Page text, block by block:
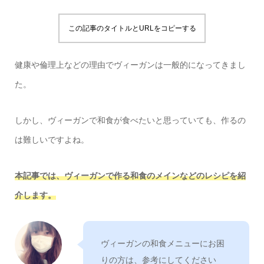
この記事のタイトルとURLをコピーする
健康や倫理上などの理由でヴィーガンは一般的になってきまし
た。
しかし、ヴィーガンで和食が食べたいと思っていても、作るの
は難しいですよね。
本記事では、ヴィーガンで作る和食のメインなどのレシピを紹
介します。
ヴィーガンの和食メニューにお困
りの方は、参考にしてください